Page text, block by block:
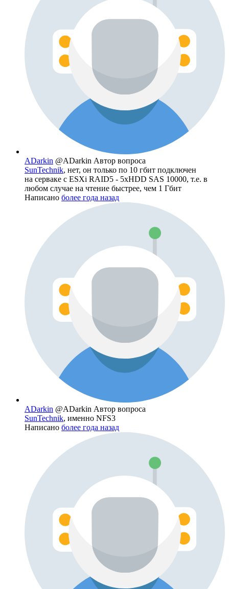
ADarkin @ADarkin Автор вопроса
SunTechnik, нет, он только по 10 гбит подключен
на серваке с ESXi RAID5 - 5хHDD SAS 10000, т.е. в
любом случае на чтение быстрее, чем 1 Гбит
Написано более года назад
ADarkin @ADarkin Автор вопроса
SunTechnik, именно NFS3
Написано более года назад